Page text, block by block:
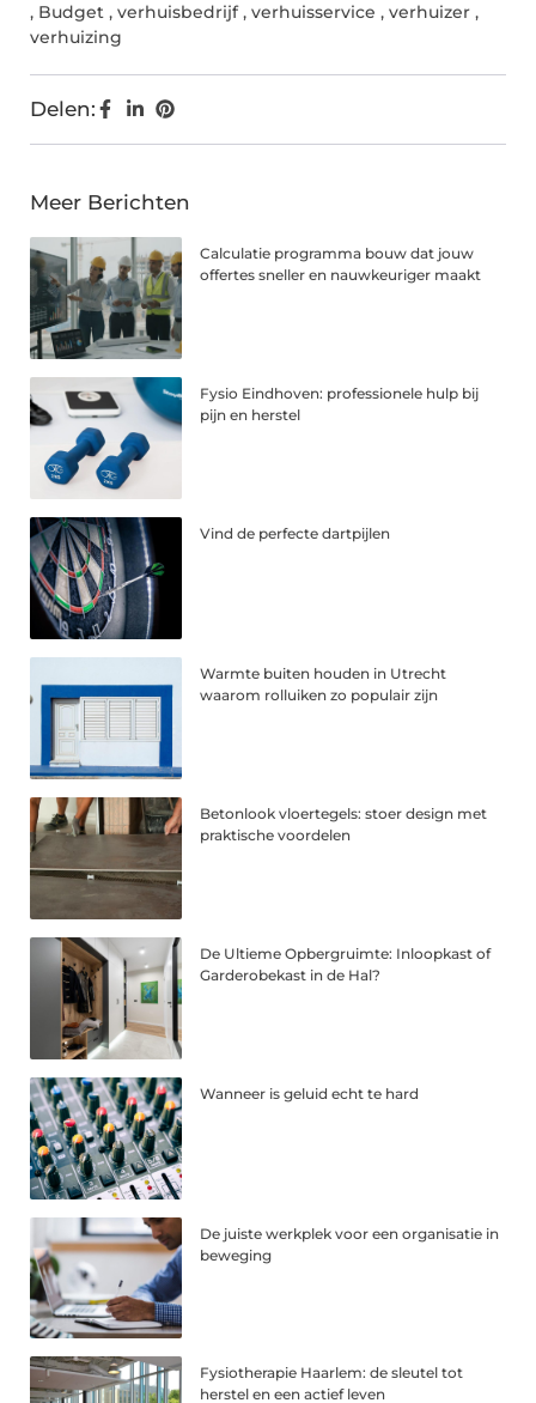
, Budget , verhuisbedrijf, verhuisservice , verhuizer ,
verhuizing
Delen:
Meer Berichten
Calculatie programma bouw dat jouw
offertes sneller en nauwkeuriger maakt
Fysio Eindhoven: professionele hulp bij
pijn en herstel
Vind de perfecte dartpijlen
Warmte buiten houden in Utrecht
waarom rolluiken zo populair zijn
Betonlook vloertegels: stoer design met
praktische voordelen
De Ultieme Opbergruimte: Inloopkast of
Garderobekast in de Hal?
Wanneer is geluid echt te hard
De juiste werkplek voor een organisatie in
beweging
Fysiotherapie Haarlem: de sleutel tot
herstel en een actief leven